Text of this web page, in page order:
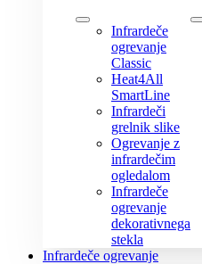
Infrardeče
ogrevanje
Classic
Heat4All
SmartLine
Infrardeči
grelnik slike
Ogrevanje z
infrardečim
ogledalom
Infrardeče
ogrevanje
dekorativnega
stekla
Infrardeče ogrevanje